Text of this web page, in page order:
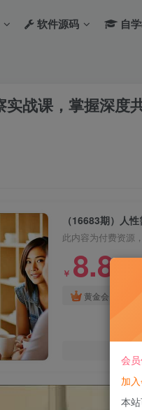
软件源码 自
实战课，掌握深
此内容为付费资源
￥ 8.8
黄金会员
会
加
本